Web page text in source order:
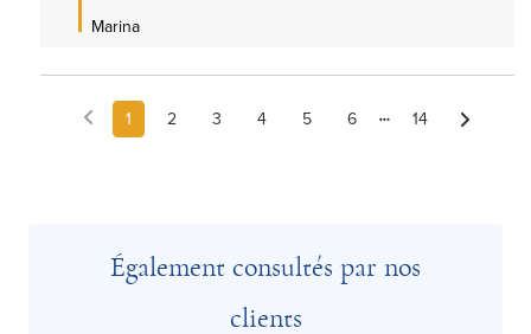
Marina
1 2 3 4 5 6 14
Également consultés par nos
clients